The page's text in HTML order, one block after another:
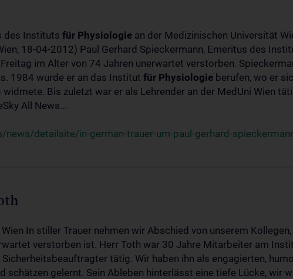
des Instituts für Physiologie an der Medizinischen Universität
18-04-2012) Paul Gerhard Spieckermann, Emeritus des
im Alter von 74 Jahren unerwartet verstorben.
1984 wurde er an das Institut für Physiologie berufen, wo er
Bis zuletzt war er als Lehrender an der MedUni Wien
All News...
detailsite/in-german-trauer-um-paul-gerhard-
In stiller Trauer nehmen wir Abschied von unserem
verstorben ist. Herr Toth war 30 Jahre Mitarbeiter am
tätig. Wir haben ihn als engagierten,
schätzen gelernt. Sein Ableben hinterlässt eine tiefe Lücke, wir